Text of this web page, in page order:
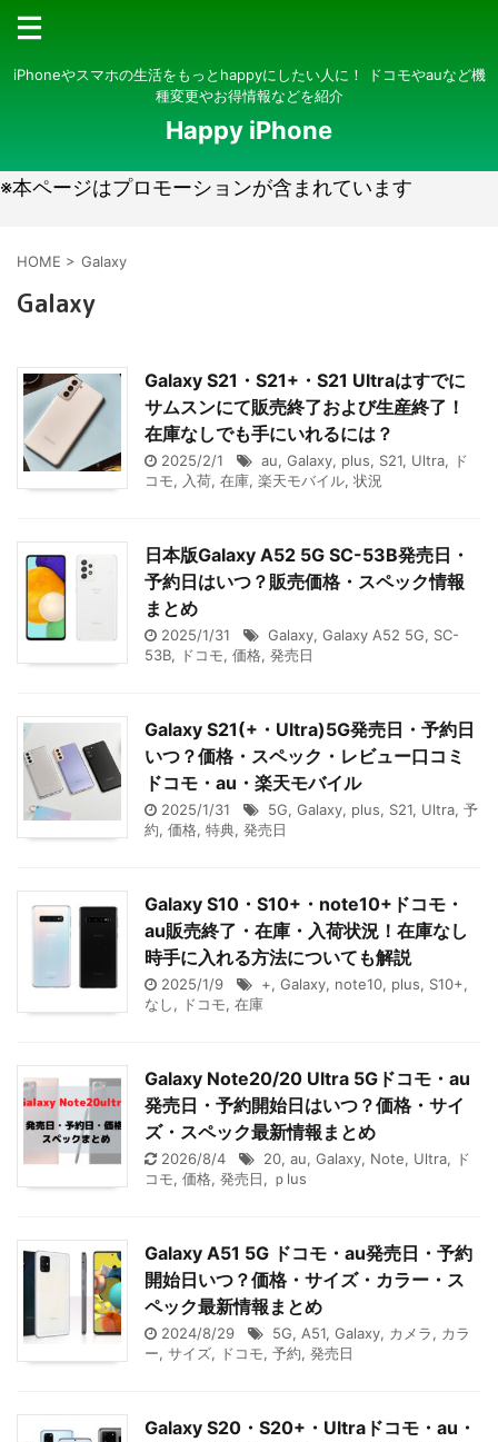
iPhoneやスマホの生活をもっとhappyにしたい人に！ ドコモやauなど機
種変更やお得情報などを紹介
Happy iPhone
※本ページはプロモーションが含まれています
HOME > Galaxy
Galaxy
Galaxy S21・S21+・S21 Ultraはすでに
サムスンにて販売終了および生産終了！
在庫なしでも手にいれるには？
2025/2/1 au, Galaxy, plus, S21, Ultra, ド
コモ, 入荷, 在庫, 楽天モバイル, 状況
日本版Galaxy A52 5G SC-53B発売日・
予約日はいつ？販売価格・スペック情報
まとめ
2025/1/31 Galaxy, Galaxy A52 5G, SC-
53B, ドコモ, 価格, 発売日
Galaxy S21(+・Ultra)5G発売日・予約日
いつ？価格・スペック・レビュー口コミ
ドコモ・au・楽天モバイル
2025/1/31 5G, Galaxy, plus, S21, Ultra, 予
約, 価格, 特典, 発売日
Galaxy S10・S10+・note10+ドコモ・
au販売終了・在庫・入荷状況！在庫なし
時手に入れる方法についても解説
2025/1/9 +, Galaxy, note10, plus, S10+,
なし, ドコモ, 在庫
Galaxy Note20/20 Ultra 5Gドコモ・au
発売日・予約開始日はいつ？価格・サイ
ズ・スペック最新情報まとめ
2026/8/4 20, au, Galaxy, Note, Ultra, ド
コモ, 価格, 発売日, ｐlus
Galaxy A51 5G ドコモ・au発売日・予約
開始日いつ？価格・サイズ・カラー・ス
ペック最新情報まとめ
2024/8/29 5G, A51, Galaxy, カメラ, カラ
ー, サイズ, ドコモ, 予約, 発売日
Galaxy S20・S20+・Ultraドコモ・au・